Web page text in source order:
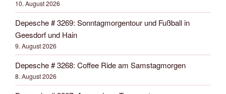
10. August 2026
Depesche # 3269: Sonntagmorgentour und Fußball in
Geesdorf und Hain
9. August 2026
Depesche # 3268: Coffee Ride am Samstagmorgen
8. August 2026